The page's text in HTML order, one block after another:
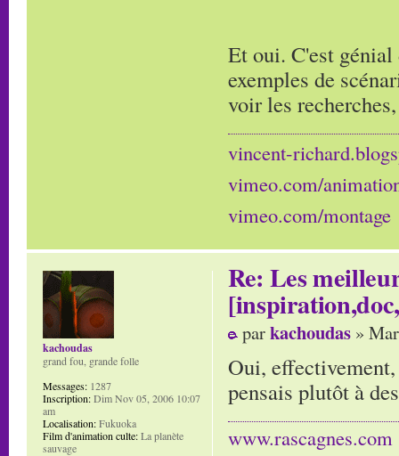
Et oui. C'est génial
exemples de
voir les
vincent-
vimeo.com/
vimeo.com/montage
Re: Les
parkachoudas »
Oui,
pensais plutôt à
www.rascagnes.com
kachoudas
grand fou, grande folle
Messages: 1287
Inscription:Dim Nov 05, 2006 10:07
am
Localisation:Fukuoka
Film d'animation culte:La planète
sauvage